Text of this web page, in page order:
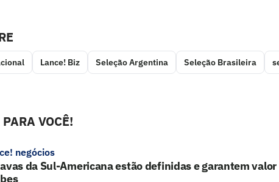
Lance! Biz Seleção Argentina Seleção Brasileira
VOCÊ!
negócios
da Sul-Americana estão definidas e garantem